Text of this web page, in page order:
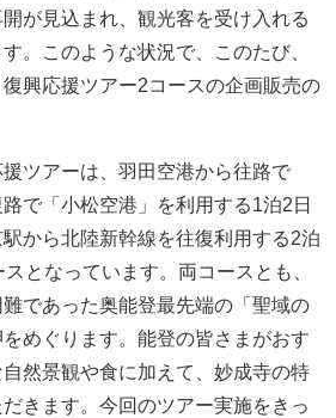
が見込まれ、観光客を受け入れる
。このような状況で、このたび、
興応援ツアー2コースの企画販売の
ツアーは、羽田空港から往路で
路で「小松空港」を利用する1泊2日
から北陸新幹線を往復利用する2泊
となっています。両コースとも、
であった奥能登最先端の「聖域の
めぐります。能登の皆さまがおす
然景観や食に加えて、妙成寺の特
きます。今回のツアー実施をきっ